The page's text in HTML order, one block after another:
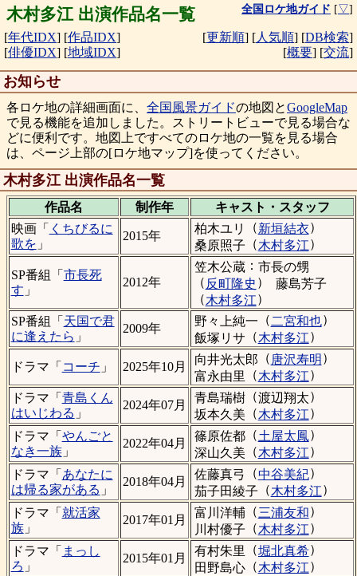
木村多江 出演作品名一覧 全国ロケ地ガイド [▽]
[年代IDX] [作品IDX]
[俳優IDX] [地域IDX]
[更新順] [人気順] [DB検索]
[概要] [交流]
お知らせ
各ロケ地の詳細画面に、 全国風景ガイドの地図とGoogleMap
で見る機能を追加しました。ストリートビューで見る場合な
どに便利です。地図上ですべてのロケ地の一覧を見る場合
は、ページ上部の[ロケ地マップ]を使ってください。
木村多江 出演作品名一覧
作品名 制作年 キャスト・ スタッフ
映画「 くちびるに
歌を 」
2015年
柏木ユリ （新垣結衣）
桑原照子 （木村多江）
SP番組「 市長死
す 」
2012年
笠木公蔵： 市長の甥
（ 反町隆史 ）
藤島芳子
（木村多江）
SP番組「 天国で君
に逢えたら 」
2009年
野々上純一 （ 二宮和也）
飯塚リサ （木村多江）
ドラマ「 コーチ 」 2025年10月
向井光太郎 （ 唐沢寿明 ）
富永由里 （木村多江）
ドラマ「 青島くん
はいじわる 」
2024年07月
青島瑞樹（渡辺翔太）
坂本久美 （木村多江）
ドラマ「 やんごと
なき一族」
2022年04月
篠原佐都（土屋太鳳）
深山久美 （木村多江）
ドラマ「 あなたに
は帰る家がある 」
2018年04月
佐藤真弓 （中谷美紀）
茄子田綾子 （木村多江）
ドラマ「 就活家
族」
2017年01月
富川洋輔（三浦友和）
川村優子 （木村多江）
ドラマ「 まっし
ろ 」
2015年01月
有村朱里 （堀北真希）
田野島心（木村多江）